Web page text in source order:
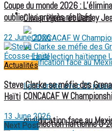
Olivier Pierre et Danley
La sélection haïtienne U-
FOOTBALL FÉMININ
CONCACAF W
qualification face au
Coupe du monde 2026 :
oublier les progrès réalisés
22 June 2026
Actualités
Steve Clarke se méfie des
Haïti
13 June 2026
Next Post